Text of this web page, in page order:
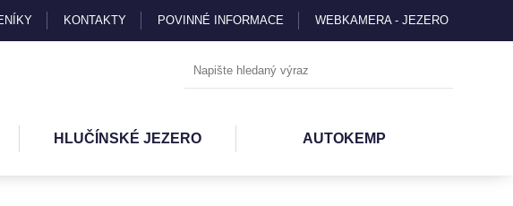
KONTAKTY POVINNÉ INFORMACE WEBKAMERA - JEZERO
HLUČÍNSKÉ JEZERO AUTOKEMP